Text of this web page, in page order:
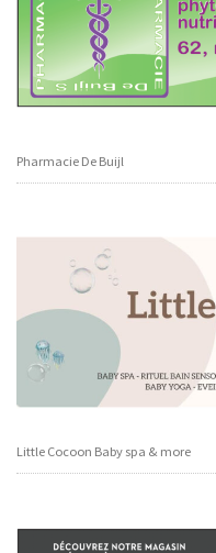
Pharmacie De Buijl
Little Cocoon Baby spa & more